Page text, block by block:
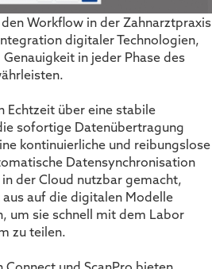
Workflow in der Zahnarztpraxis
digitaler Technologien,
in jeder Phase des
Echtzeit über eine stabile
sofortige Datenübertragung
kontinuierliche und reibungslose
Datensynchronisation
der Cloud nutzbar gemacht,
auf die digitalen Modelle
um sie schnell mit dem Labor
zu teilen.